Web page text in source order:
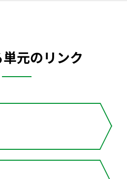
元のリンク